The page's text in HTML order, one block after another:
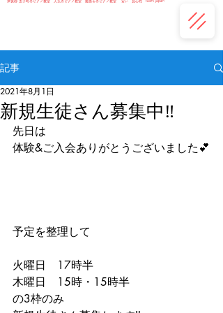
揖保郡 太子町のピアノ教室 人気のピアノ教室 姫路市のピアノ教室 安い 良心的 taishi japan
記事
新規生徒さん募集中‼️
2021年8月1日
先日は
体験&ご入会ありがとうございました💕
予定を整理して
火曜日　17時半
木曜日　15時・15時半
の3枠のみ